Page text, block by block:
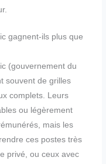
gagnent-ils plus que
(gouvernement du
souvent de grilles
complets. Leurs
ou légèrement
mais les
ces postes très
privé, ou ceux avec